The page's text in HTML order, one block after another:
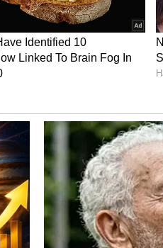
இடத்தில் நீடிக்கின்றன.
பொன்னியின் செல்வன்
வெளிநாட்டில்